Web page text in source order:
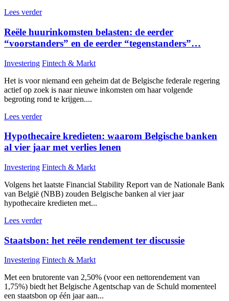
Lees verder
Reële huurinkomsten belasten: de eerder
“voorstanders” en de eerder “tegenstanders”…
Investering Fintech & Markt
Het is voor niemand een geheim dat de Belgische federale regering
actief op zoek is naar nieuwe inkomsten om haar volgende
begroting rond te krijgen....
Lees verder
Hypothecaire kredieten: waarom Belgische banken
al vier jaar met verlies lenen
Investering Fintech & Markt
Volgens het laatste Financial Stability Report van de Nationale Bank
van België (NBB) zouden Belgische banken al vier jaar
hypothecaire kredieten met...
Lees verder
Staatsbon: het reële rendement ter discussie
Investering Fintech & Markt
Met een brutorente van 2,50% (voor een nettorendement van
1,75%) biedt het Belgische Agentschap van de Schuld momenteel
een staatsbon op één jaar aan...